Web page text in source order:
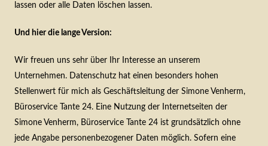
lassen oder alle Daten löschen lassen.
Und hier die lange Version:
Wir freuen uns sehr über Ihr Interesse an unserem
Unternehmen. Datenschutz hat einen besonders hohen
Stellenwert für mich als Geschäftsleitung der Simone Venherm,
Büroservice Tante 24. Eine Nutzung der Internetseiten der
Simone Venherm, Büroservice Tante 24 ist grundsätzlich ohne
jede Angabe personenbezogener Daten möglich. Sofern eine